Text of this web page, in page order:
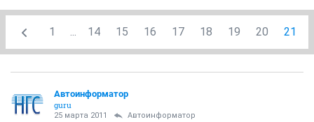
1 ... 14 15 16 17 18 19 20 21
Автоинформатор
guru
25 марта 2011 Автоинформатор